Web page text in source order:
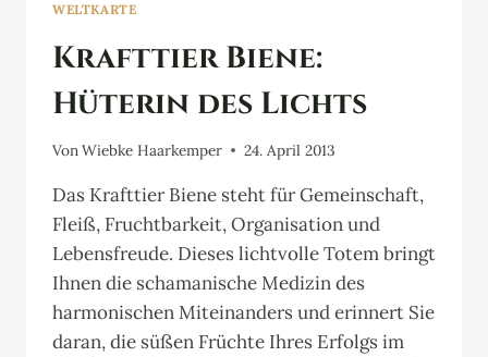
WELTKARTE
Krafttier Biene:
Hüterin des Lichts
VonWiebke Haarkemper 24. April 2013
Das Krafttier Biene steht für Gemeinschaft,
Fleiß, Fruchtbarkeit, Organisation und
Lebensfreude. Dieses lichtvolle Totem bringt
Ihnen die schamanische Medizin des
harmonischen Miteinanders und erinnert Sie
daran, die süßen Früchte Ihres Erfolgs im